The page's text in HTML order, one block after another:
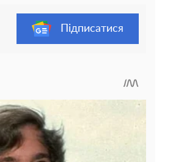
Підписатися